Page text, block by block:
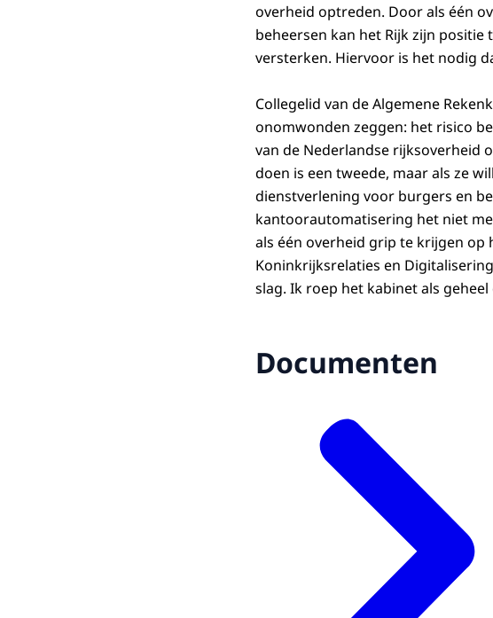
overheid optreden. Door als één
beheersen kan het Rijk zijn
versterken. Hiervoor is het nodig
Collegelid van de Algemene
onomwonden zeggen: het risico
van de Nederlandse rijksoverheid
doen is een tweede, maar als ze
dienstverlening voor burgers en
kantoorautomatisering het niet
als één overheid grip te krijgen op
Koninkrijksrelaties en
slag. Ik roep het kabinet als
Documenten